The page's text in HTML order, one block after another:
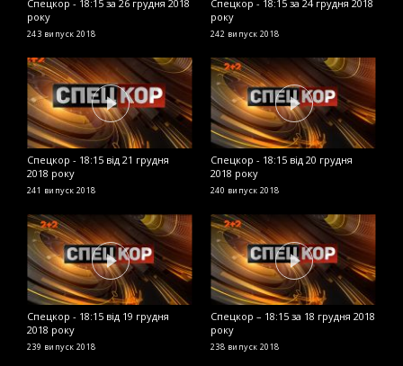
Спецкор - 18:15 за 26 грудня 2018
року
243 випуск 2018
Спецкор - 18:15 за 24 грудня 2018
року
242 випуск 2018
Спецкор - 18:15 від 21 грудня
2018 року
241 випуск 2018
Спецкор - 18:15 від 20 грудня
2018 року
240 випуск 2018
Спецкор - 18:15 від 19 грудня
2018 року
239 випуск 2018
Спецкор – 18:15 за 18 грудня 2018
року
238 випуск 2018